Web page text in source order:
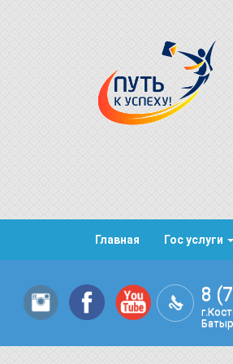
Главная Гос услуги
8